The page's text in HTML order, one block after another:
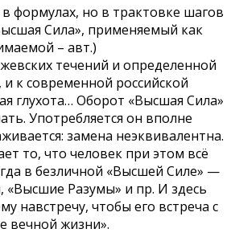
формулах, но в трактовке шагов
Сила», применяемый как
– авт.)
течений и определенной
к современной российской
глухота… Оборот «Высшая Сила»
Употребляется он вполне
замена неэквивалентна.
то, что человек при этом всё
в безличной «Высшей Силе» —
«Высшие Разумы» и пр. И здесь
навстречу, чтобы его встреча с
вечной жизни».